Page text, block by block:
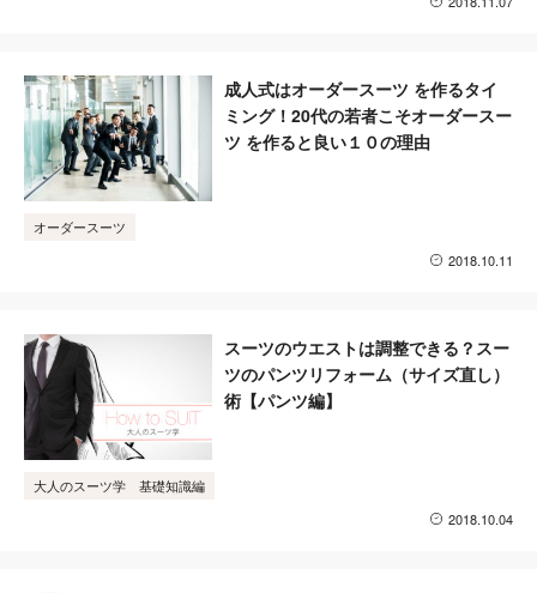
成人式はオーダースーツ を作るタイ
ミング！20代の若者こそオーダースー
ツ を作ると良い１０の理由
オーダースーツ
2018.10.11
スーツのウエストは調整できる？スー
ツのパンツリフォーム（サイズ直し）
術【パンツ編】
大人のスーツ学 基礎知識編
2018.10.04